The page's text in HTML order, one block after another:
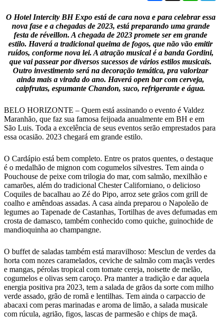
O Hotel Intercity BH Expo está de cara nova e para celebrar essa
nova fase e a chegadas de 2023, está preparando uma grande
festa de réveillon. A chegada de 2023 promete ser em grande
estilo. Haverá a tradicional queima de fogos, que não vão emitir
ruídos, conforme nova lei. A atração musical é a banda Gordini,
que vai passear por diversos sucessos de vários estilos musicais.
Outro investimento será na decoração temática, pra valorizar
ainda mais a virada do ano. Haverá open bar com cerveja,
caipfrutas, espumante Chandon, suco, refrigerante e água.
BELO HORIZONTE – Quem está assinando o evento é Valdez
Maranhão, que faz sua famosa feijoada anualmente em BH e em
São Luis. Toda a excelência de seus eventos serão emprestados para
essa ocasião. 2023 chegará em grande estilo.
O Cardápio está bem completo. Entre os pratos quentes, o destaque
é o medalhão de mignon com cogumelos silvestres. Tem ainda o
Pouchouse de peixe com trilogia do mar, com salmão, mexilhão e
camarões, além do tradicional Chester Californiano, o delicioso
Coquiles de bacalhau ao Zé do Pipo, arroz sete grãos com grill de
coalho e amêndoas assadas. A casa ainda preparou o Napoleão de
legumes ao Tapenade de Castanhas, Tortilhas de aves defumadas em
crosta de damasco, também conhecido como quiche, guinochide de
mandioquinha ao champangne.
O buffet de saladas também está maravilhoso: Mesclun de verdes da
horta com nozes caramelados, ceviche de salmão com maçãs verdes
e mangas, pérolas tropical com tomate cereja, noisette de melão,
cogumelos e olivas sem caroço. Pra manter a tradição e dar aquela
energia positiva pra 2023, tem a salada de grãos da sorte com milho
verde assado, grão de romã e lentilhas. Tem ainda o carpaccio de
abacaxi com peras marinadas e aroma de limão, a salada musicale
com rúcula, agrião, figos, lascas de parmesão e chips de maçã.